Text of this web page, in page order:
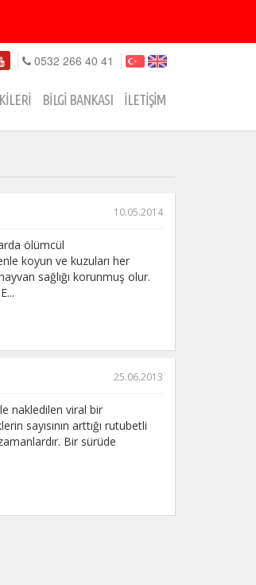
0532 266 40 41
BİLGİ BANKASI İLETİŞİM
10.05.2014
ölümcül
koyun ve kuzuları her
sağlığı korunmuş olur.
25.06.2013
nakledilen viral bir
sayısının arttığı rutubetli
Bir sürüde